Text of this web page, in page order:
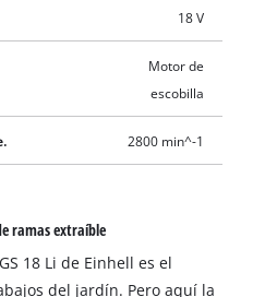
18 V
Motor de
escobilla
2800 min^-1
ramas extraíble
18 Li de Einhell es el
del jardín. Pero aquí la